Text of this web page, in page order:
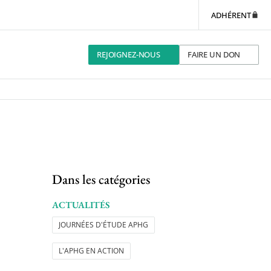
ADHÉRENT
REJOIGNEZ-NOUS FAIRE UN DON
Dans les catégories
ACTUALITÉS
JOURNÉES D'ÉTUDE APHG
L'APHG EN ACTION